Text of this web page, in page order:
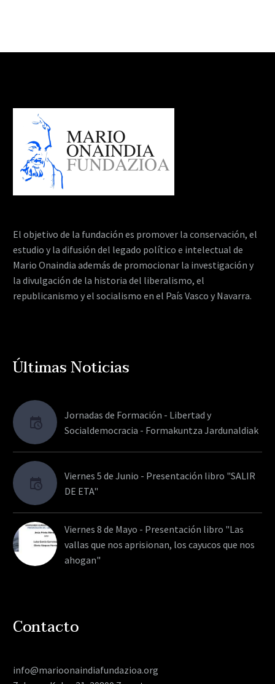
El objetivo de la fundación es promover la conservación, el
estudio y la difusión del legado político e intelectual de
Mario Onaindia además de promocionar la investigación y
la divulgación de la historia del liberalismo, el
republicanismo y el socialismo en el País Vasco y Navarra.
Últimas Noticias
Jornadas de Formación - Libertad y
Socialdemocracia - Formakuntza Jardunaldiak
Viernes 5 de Junio - Presentación libro "SALIR
DE ETA"
Viernes 8 de Mayo - Presentación libro "Las
vallas que nos aprisionan, los cayucos que nos
ahogan"
Contacto
info@marioonaindiafundazioa.org